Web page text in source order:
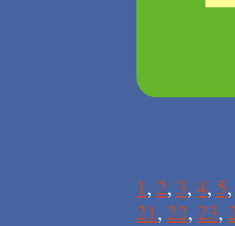
1, 2, 3, 4, 5,
21, 22, 23,